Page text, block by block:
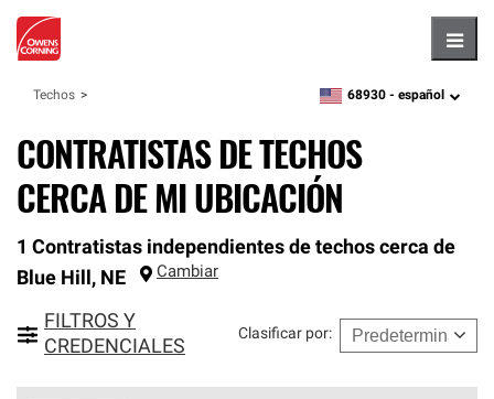
Techos zipcode,language
68930 - español
CONTRATISTAS DE TECHOS
CERCA DE MI UBICACIÓN
1 Contratistas independientes de techos cerca de
Blue Hill, NE Cambiar
FILTROS Y
CREDENCIALES
Clasificar por: